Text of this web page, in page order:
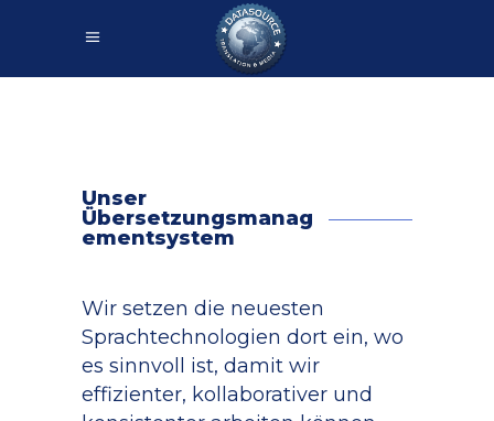
Unser
Übersetzungsmanag
ementsystem
Wir setzen die neuesten
Sprachtechnologien dort ein, wo
es sinnvoll ist, damit wir
effizienter, kollaborativer und